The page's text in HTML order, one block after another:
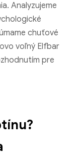
Analyzujeme
chuťové
voľný Elfbar
pre